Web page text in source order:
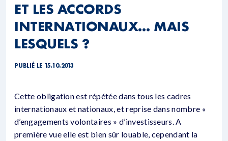
ET LES ACCORDS
INTERNATIONAUX… MAIS
LESQUELS ?
PUBLIÉ LE 15.10.2013
Cette obligation est répétée dans tous les cadres
internationaux et nationaux, et reprise dans nombre «
d’engagements volontaires » d’investisseurs. A
première vue elle est bien sûr louable, cependant la